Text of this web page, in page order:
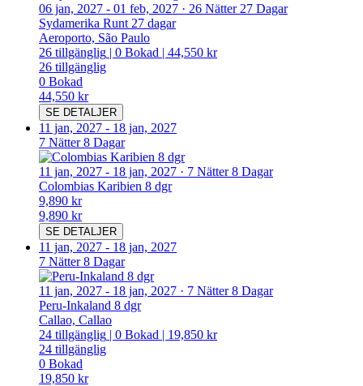
06 jan, 2027 - 01 feb, 2027 · 26 Nätter 27 Dagar
Sydamerika Runt 27 dagar
Aeroporto, São Paulo
26 tillgänglig | 0 Bokad | 44,550 kr
26 tillgänglig
0 Bokad
44,550 kr
SE DETALJER
11 jan, 2027 - 18 jan, 2027
7 Nätter 8 Dagar
11 jan, 2027 - 18 jan, 2027 · 7 Nätter 8 Dagar
Colombias Karibien 8 dgr
9,890 kr
9,890 kr
SE DETALJER
11 jan, 2027 - 18 jan, 2027
7 Nätter 8 Dagar
11 jan, 2027 - 18 jan, 2027 · 7 Nätter 8 Dagar
Peru-Inkaland 8 dgr
Callao, Callao
24 tillgänglig | 0 Bokad | 19,850 kr
24 tillgänglig
0 Bokad
19,850 kr